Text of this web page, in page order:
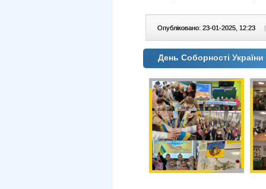
Опубліковано: 23-01-2025, 12:23 |
День Соборності України